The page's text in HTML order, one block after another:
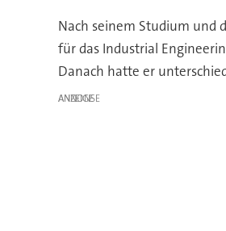
Nach seinem Studium und
für das Industrial
Danach hatte er
ANZEIGE